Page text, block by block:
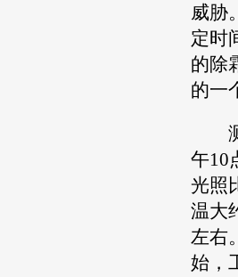
威胁
定时
的除
的一
测
午10
光照
温大
左右
始，